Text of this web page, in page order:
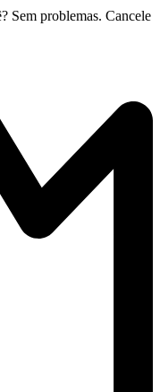
Sem problemas. Cancele